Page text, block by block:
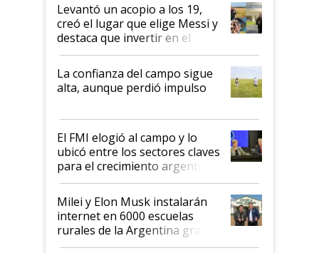
Levantó un acopio a los 19,
creó el lugar que elige Messi y
destaca que invertir en el
kirchnerismo era como "darle
plata a un hijo para droga":
Juan Félix Rossetti, el libertario
que de una dura crisis salió
de Milei
La confianza del campo sigue
alta, aunque perdió impulso
El FMI elogió al campo y lo
ubicó entre los sectores claves
para el crecimiento argentino
Milei y Elon Musk instalarán
internet en 6000 escuelas
rurales de la Argentina gracias
a un acuerdo con Starlink